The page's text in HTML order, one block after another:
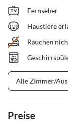
Fernseher
Haustiere
Rauchen
Alle Zimmer/
Preise